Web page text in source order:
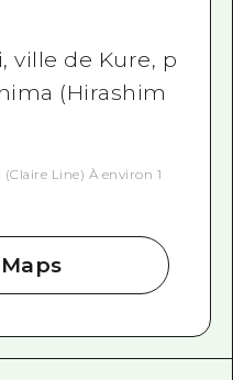
ville de Kure, p
(Hirashim
Line) À environ 1